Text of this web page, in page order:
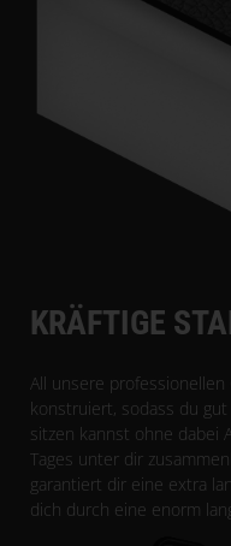
KRÄFTIGE
All unsere
konstruiert, sodass du
sitzen kannst ohne dabei
Tages unter dir
garantiert dir eine extra
dich durch eine enorm